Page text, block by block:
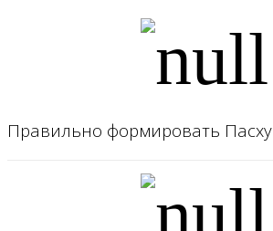
Правильно формировать Пасху